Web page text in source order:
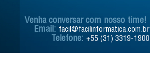
Venha conversar com nosso time!
Email: facil@facilinformatica.com.br
Telefone: +55 (31) 3319-1900